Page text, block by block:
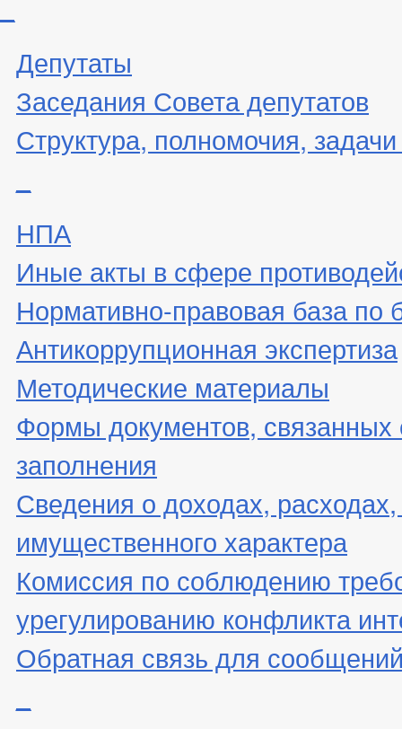
Депутаты
Заседания Совета депутатов
Структура, полномочия,
НПА
Иные акты в сфере
Нормативно-правовая база по
Антикоррупционная экспертиза
Методические материалы
Формы документов, связанных
заполнения
Сведения о доходах,
имущественного характера
Комиссия по соблюдению
урегулированию конфликта
Обратная связь для